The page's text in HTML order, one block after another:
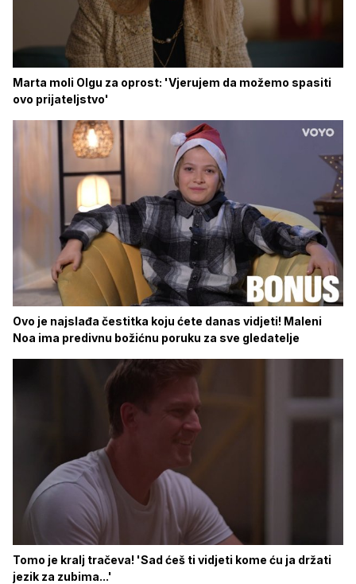
Marta moli Olgu za oprost: 'Vjerujem da možemo spasiti
ovo prijateljstvo'
Ovo je najslađa čestitka koju ćete danas vidjeti! Maleni
Noa ima predivnu božićnu poruku za sve gledatelje
Tomo je kralj tračeva! 'Sad ćeš ti vidjeti kome ću ja držati
jezik za zubima...'